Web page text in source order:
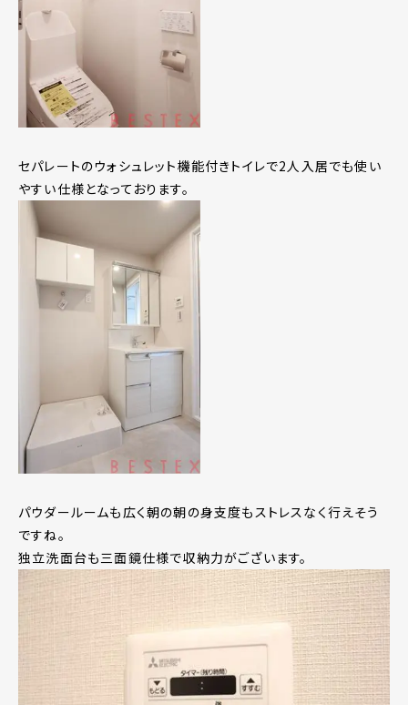
セパレートのウォシュレット機能付きトイレで2人入居でも使い
やすい仕様となっております。
パウダールームも広く朝の朝の身支度もストレスなく行えそう
ですね。
独立洗面台も三面鏡仕様で収納力がございます。